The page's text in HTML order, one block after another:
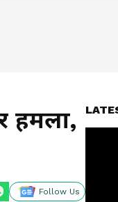
हमला,
Follow Us